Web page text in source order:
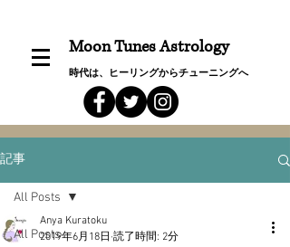
Moon Tunes Astrology
時代は、ヒーリングからチューニングへ
記事
All Posts
All Posts
Anya Kuratoku
2019年6月18日 読了時間: 2分